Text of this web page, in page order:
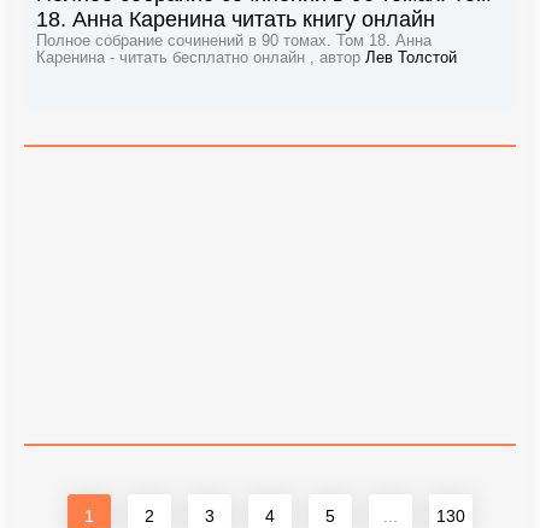
18. Анна Каренина читать книгу онлайн
Полное собрание сочинений в 90 томах. Том 18. Анна
Каренина - читать бесплатно онлайн , автор Лев Толстой
1 2 3 4 5 130